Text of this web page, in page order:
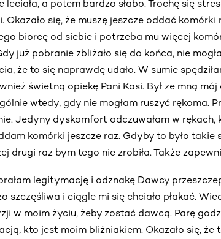
leciała, a potem bardzo słabo. Trochę się
Okazało się, że muszę jeszcze oddać
biorcę od siebie i potrzeba mu więcej
już pobranie zbliżało się do końca, nie
że to się naprawdę udało. W sumie
świetną opiekę Pani Kasi. Był ze mną
wtedy, gdy nie mogłam ruszyć rękoma.
Jedyny dyskomfort odczuwałam w
komórki jeszcze raz. Gdyby to było takie
drugi raz bym tego nie zrobiła. Także
legitymację i odznakę Dawcy
szczęśliwa i ciągle mi się chciało płakać.
w moim życiu, żeby zostać dawcą. Parę
kto jest moim bliźniakiem. Okazało się, że